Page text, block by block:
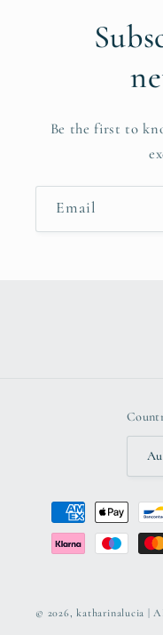
Be the first to
Email
Payment
methods
© 2026,katharinalucia |